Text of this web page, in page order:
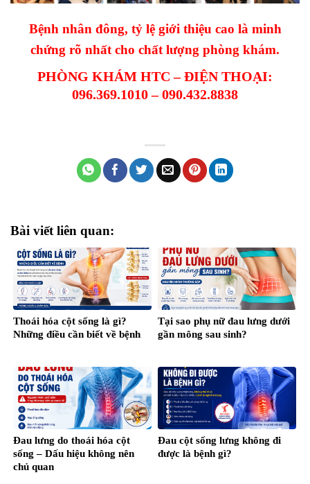
Bệnh nhân đông, tỷ lệ giới thiệu cao là minh
chứng rõ nhất cho chất lượng phòng khám.
PHÒNG KHÁM HTC – ĐIỆN THOẠI:
096.369.1010 – 090.432.8838
Bài viết liên quan:
Thoái hóa cột sống là gì?
Những điều cần biết về bệnh
Tại sao phụ nữ đau lưng dưới
gần mông sau sinh?
Đau lưng do thoái hóa cột
sống – Dấu hiệu không nên
chủ quan
Đau cột sống lưng không đi
được là bệnh gì?